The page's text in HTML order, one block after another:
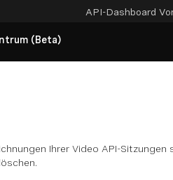
API-Dashboard
(Beta)
Ihrer Video API-